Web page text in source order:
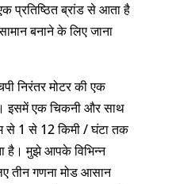
प्रतिष्ठित ब्रांड से आता है
बनाने के लिए जाना
निरंतर मोटर की एक
इसमें एक चिकनी और साथ
से 1 से 12 किमी / घंटा तक
है। मुझे आपके विभिन्न
तीन गणना मोड आसान